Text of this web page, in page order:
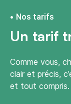
Nos tarifs
Un tarif
Comme vous,
clair et précis,
et tout compris.